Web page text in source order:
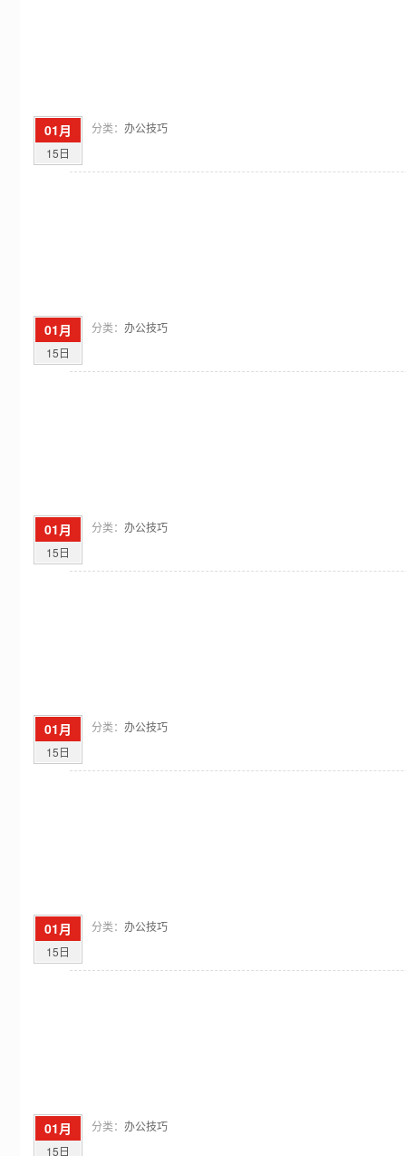
01月
15日
分类： 办公技巧
01月
15日
分类： 办公技巧
01月
15日
分类： 办公技巧
01月
15日
分类： 办公技巧
01月
15日
分类： 办公技巧
01月
15日
分类： 办公技巧